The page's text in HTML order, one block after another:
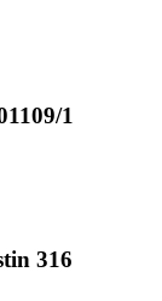
1
316